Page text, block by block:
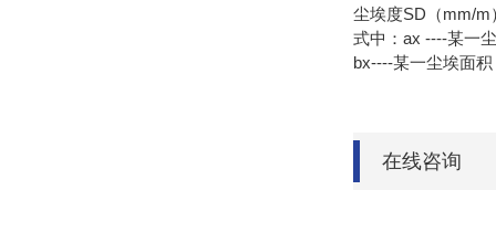
尘埃度SD（mm/
式中：ax ----某一
bx----某一尘埃面
在线咨询